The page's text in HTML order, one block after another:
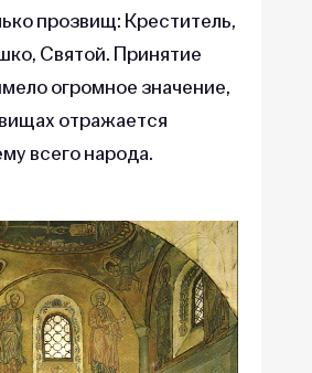
прозвищ: Креститель,
Святой. Принятие
огромное значение,
отражается
всего народа.